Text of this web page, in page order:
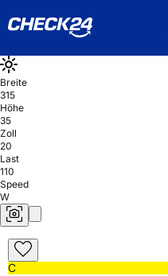
Breite
315
Höhe
35
Zoll
20
Last
110
Speed
W
C